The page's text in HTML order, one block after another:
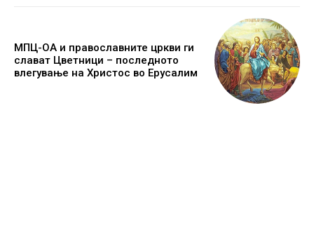
МПЦ-ОА и православните цркви ги
слават Цветници – последното
влегување на Христос во Ерусалим